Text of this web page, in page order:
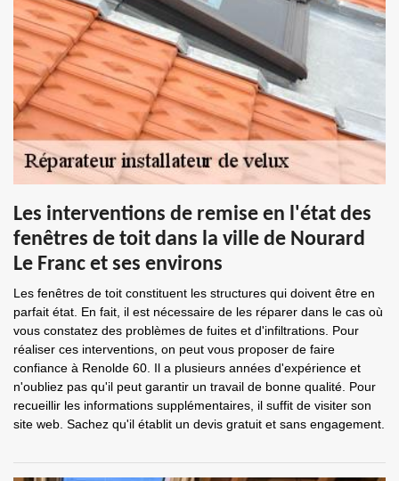
Les interventions de remise en l'état des
fenêtres de toit dans la ville de Nourard
Le Franc et ses environs
Les fenêtres de toit constituent les structures qui doivent être en
parfait état. En fait, il est nécessaire de les réparer dans le cas où
vous constatez des problèmes de fuites et d'infiltrations. Pour
réaliser ces interventions, on peut vous proposer de faire
confiance à Renolde 60. Il a plusieurs années d'expérience et
n'oubliez pas qu'il peut garantir un travail de bonne qualité. Pour
recueillir les informations supplémentaires, il suffit de visiter son
site web. Sachez qu'il établit un devis gratuit et sans engagement.